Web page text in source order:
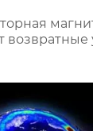
возвратные